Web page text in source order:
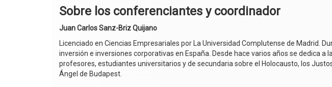
Sobre los conferenciantes y coordinador
Juan Carlos Sanz-Briz Quijano
Licenciado en Ciencias Empresariales por La Universidad Complutense de Madrid.
inversión e inversiones corporativas en España. Desde hace varios años se dedica
profesores, estudiantes universitarios y de secundaria sobre el Holocausto, los
Ángel de Budapest.